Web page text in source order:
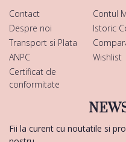
Contact
Despre noi
Transport si Plata
ANPC
Certificat de
conformitate
Contul
Istoric
Wishlist
Fii la curent cu noutatile si